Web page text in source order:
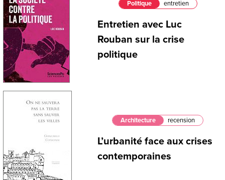
Politique entretien
Entretien avec Luc
Rouban sur la crise
politique
Architecture recension
L’urbanité face aux crises
contemporaines